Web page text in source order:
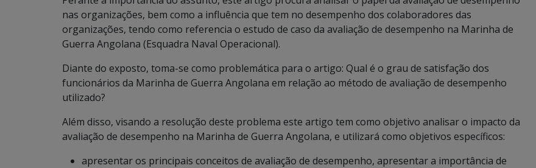
nas organizações, bem como a influência que tem no desempenho dos colaboradores das
organizações, tendo como referencia o estudo de caso da avaliação de desempenho na Marinha de
Guerra Angolana (Esquadra Naval Operacional).
Diante do exposto, toma-se como problemática para o artigo: Qual é o grau de satisfação dos
funcionários da Marinha de Guerra Angolana em relação ao método de avaliação de desempenho
utilizado?
Além disso, visando a resolução deste problema este artigo tem como objetivo analisar o impacto da
avaliação de desempenho na Marinha de Guerra Angolana, e utilizará como objetivos específicos:
apresentar os principais conceitos de avaliação de desempenho, apresentar a importância de